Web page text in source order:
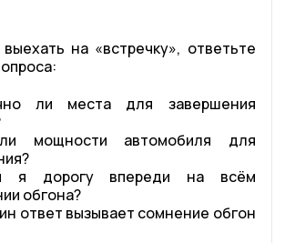
на «встречку», ответьте
ли места для завершения
мощности автомобиля для
я дорогу впереди на всём
обгона?
ответ вызывает сомнение обгон